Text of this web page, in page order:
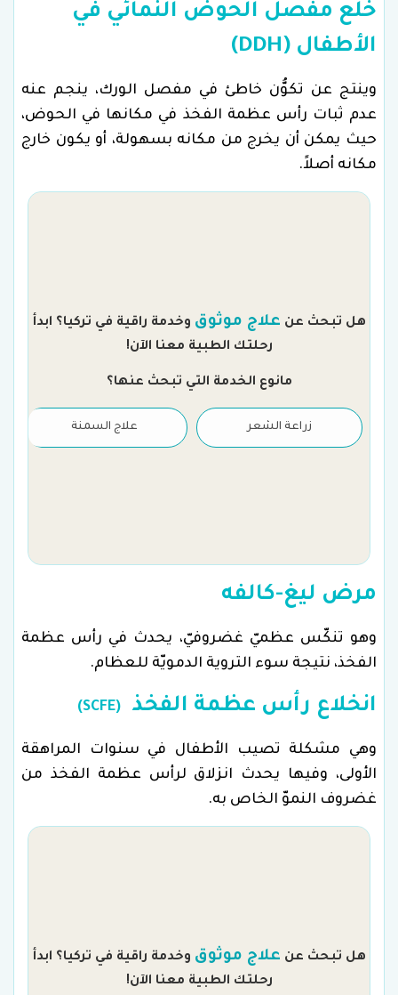
خلع مفصل الحوض النمائي في
الأطفال (DDH)
وينتج عن تكوُّن خاطئ في مفصل الورك، ينجم عنه
عدم ثبات رأس عظمة الفخذ في مكانها في الحوض،
حيث يمكن أن يخرج من مكانه بسهولة، أو يكون خارج
مكانه أصلاً.
هل تبحث عن علاج موثوق وخدمة راقية في تركيا؟ ابدأ
رحلتك الطبية معنا الآن!
مانوع الخدمة التي تبحث عنها؟
زراعة الشعر علاج السمنة
مرض ليغ-كالفه
وهو تنكّس عظميّ غضروفيّ، يحدث في رأس عظمة
الفخذ، نتيجة سوء التروية الدمويّة للعظام.
انخلاع رأس عظمة الفخذ (SCFE)
وهي مشكلة تصيب الأطفال في سنوات المراهقة
الأولى، وفيها يحدث انزلاق لرأس عظمة الفخذ من
غضروف النموّ الخاص به.
هل تبحث عن علاج موثوق وخدمة راقية في تركيا؟ ابدأ
رحلتك الطبية معنا الآن!